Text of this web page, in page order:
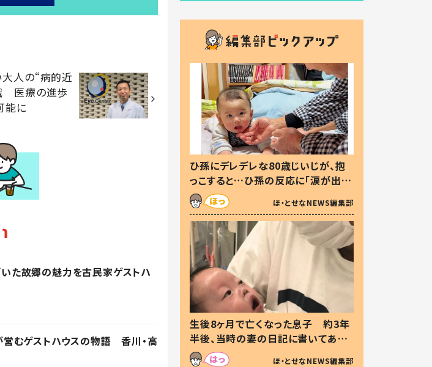
大人の“病的近
医療の進歩
能に
た故郷の魅力を古民家ゲストハ
むゲストハウスの物語 香川・高
ひ孫にデレデレな80歳じいじが、抱
っこすると…ひ孫の反応に「涙が出ま
した」「可愛くて仕方ない」
ほ・とせなNEWS編集部
生後8ヶ月で亡くなった息子 約3年
半後、当時の妻の日記に書いてあっ
た本音とは
ほ・とせなNEWS編集部